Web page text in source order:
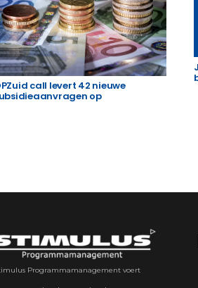
call levert 42 nieuwe
op
Programmamanagement voert